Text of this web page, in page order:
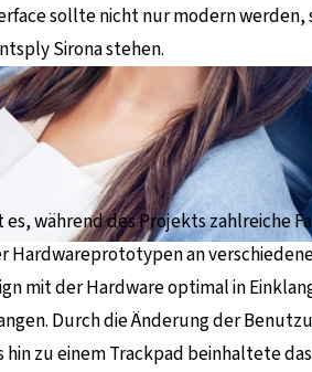
sollte nicht nur modern
Sirona stehen.
während des Projekts zahlreiche
Hardwareprototypen an
mit der Hardware optimal in
Durch die Änderung der
zu einem Trackpad beinhaltete